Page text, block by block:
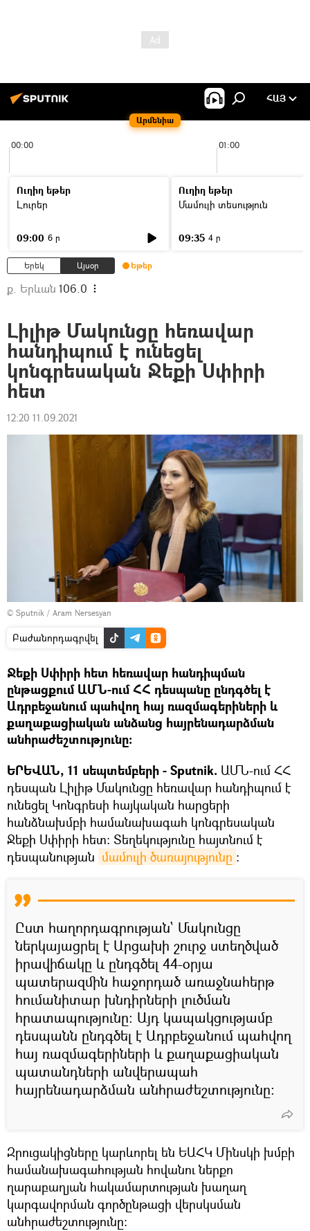
Արմենիա
ՀԱՅ
00:00 01:00
Ուղիղ եթեր
Լուրեր
09:00 6 ր
Ուղիղ եթեր
Մամուլի տեսություն
09:35 4 ր
Երեկ Այսօր Եթեր
ք. Երևան 106.0
Լիլիթ Մակունցը հեռավար
հանդիպում է ունեցել
կոնգրեսական Ջեքի Սփիրի
հետ
12:20 11.09.2021
© Sputnik / Aram Nersesyan
Բաժանորդագրվել
Ջեքի Սփիրի հետ հեռավար հանդիպման
ընթացքում ԱՄՆ-ում ՀՀ դեսպանը ընդգծել է
Ադրբեջանում պահվող հայ ռազմագերիների և
քաղաքացիական անձանց հայրենադարձման
անհրաժեշտությունը։
ԵՐԵՎԱՆ, 11 սեպտեմբերի - Sputnik. ԱՄՆ-ում ՀՀ
դեսպան Լիլիթ Մակունցը հեռավար հանդիպում է
ունեցել Կոնգրեսի հայկական հարցերի
հանձնախմբի համանախագահ կոնգրեսական
Ջեքի Սփիրի հետ։ Տեղեկությունը հայտնում է
դեսպանության մամուլի ծառայությունը ։
Ըստ հաղորդագրության` Մակունցը
ներկայացրել է Արցախի շուրջ ստեղծված
իրավիճակը և ընդգծել 44-օրյա
պատերազմին հաջորդած առաջնահերթ
հումանիտար խնդիրների լուծման
հրատապությունը: Այդ կապակցությամբ
դեսպանն ընդգծել է Ադրբեջանում պահվող
հայ ռազմագերիների և քաղաքացիական
պատանդների անվերապահ
հայրենադարձման անհրաժեշտությունը։
Զրուցակիցները կարևորել են ԵԱՀԿ Մինսկի խմբի
համանախագահության հովանու ներքո
ղարաբաղյան հակամարտության խաղաղ
կարգավորման գործընթացի վերսկսման
անհրաժեշտությունը: